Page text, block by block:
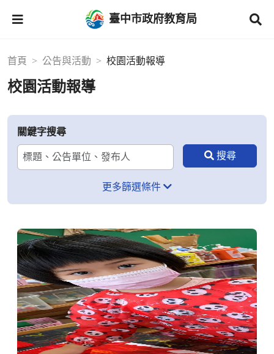
臺中市政府教育局
首頁 公告與活動 校園活動報導
校園活動報導
關鍵字搜尋
更多篩選條件